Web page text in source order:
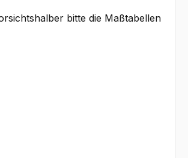
bitte die Maßtabellen